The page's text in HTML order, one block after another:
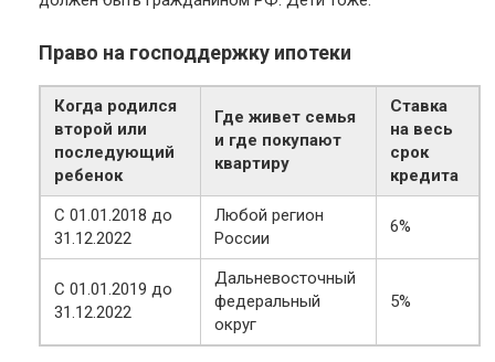
Право на господдержку ипотеки
Когда родился
второй или
последующий
ребенок
Где живет семья
и где покупают
квартиру
Ставка
на весь
срок
кредита
С 01.01.2018 до
31.12.2022
Любой регион
России
6%
С 01.01.2019 до
31.12.2022
Дальневосточный
федеральный
округ
5%